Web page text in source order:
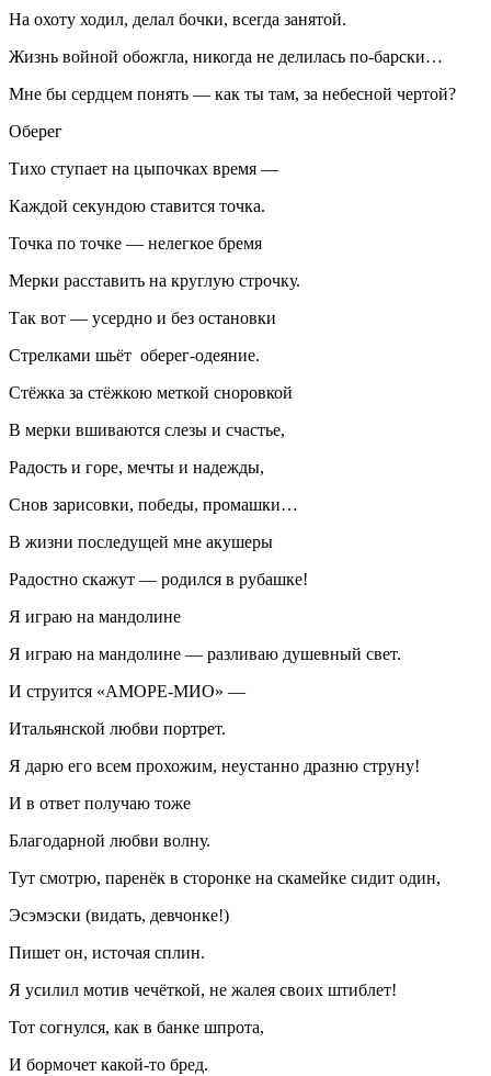
На охоту ходил, делал бочки, всегда занятой.
Жизнь войной обожгла, никогда не делилась по-барски…
Мне бы сердцем понять — как ты там, за небесной чертой?
Оберег
Тихо ступает на цыпочках время —
Каждой секундою ставится точка.
Точка по точке — нелегкое бремя
Мерки расставить на круглую строчку.
Так вот — усердно и без остановки
Стрелками шьёт оберег-одеяние.
Стёжка за стёжкою меткой сноровкой
В мерки вшиваются слезы и счастье,
Радость и горе, мечты и надежды,
Снов зарисовки, победы, промашки…
В жизни последущей мне акушеры
Радостно скажут — родился в рубашке!
Я играю на мандолине
Я играю на мандолине — разливаю душевный свет.
И струится «АМОРЕ-МИО» —
Итальянской любви портрет.
Я дарю его всем прохожим, неустанно дразню струну!
И в ответ получаю тоже
Благодарной любви волну.
Тут смотрю, паренёк в сторонке на скамейке сидит один,
Эсэмэски (видать, девчонке!)
Пишет он, источая сплин.
Я усилил мотив чечёткой, не жалея своих штиблет!
Тот согнулся, как в банке шпрота,
И бормочет какой-то бред.